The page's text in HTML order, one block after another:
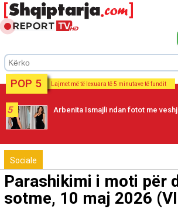
POP 5 Lajmet më të lexuara të 5 minutave të fundit
5 Arbenita Ismajli ndan fotot me
Sociale
Parashikimi i moti për
sotme, 10 maj 2026